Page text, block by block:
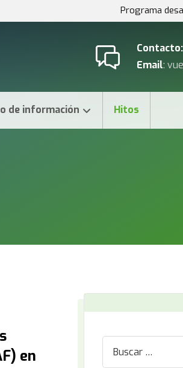
Programa
Contacto:
Email:
de información Hitos
en